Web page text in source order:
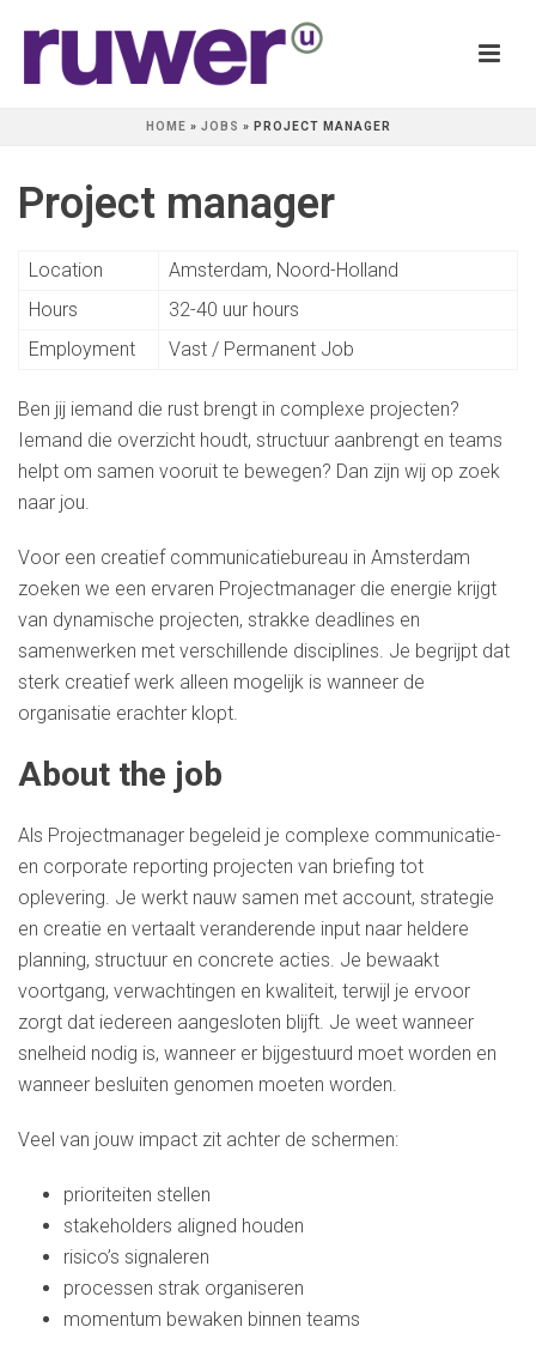
HOME » JOBS » PROJECT MANAGER
Project manager
Location
Amsterdam, Noord-Holland
Hours
32-40 uur hours
Employment
Vast / Permanent Job
Ben jij iemand die rust brengt in complexe projecten?
Iemand die overzicht houdt, structuur aanbrengt en teams
helpt om samen vooruit te bewegen? Dan zijn wij op zoek
naar jou.
Voor een creatief communicatiebureau in Amsterdam
zoeken we een ervaren Projectmanager die energie krijgt
van dynamische projecten, strakke deadlines en
samenwerken met verschillende disciplines. Je begrijpt dat
sterk creatief werk alleen mogelijk is wanneer de
organisatie erachter klopt.
About the job
Als Projectmanager begeleid je complexe communicatie-
en corporate reporting projecten van briefing tot
oplevering. Je werkt nauw samen met account, strategie
en creatie en vertaalt veranderende input naar heldere
planning, structuur en concrete acties. Je bewaakt
voortgang, verwachtingen en kwaliteit, terwijl je ervoor
zorgt dat iedereen aangesloten blijft. Je weet wanneer
snelheid nodig is, wanneer er bijgestuurd moet worden en
wanneer besluiten genomen moeten worden.
Veel van jouw impact zit achter de schermen:
prioriteiten stellen
stakeholders aligned houden
risico’s signaleren
processen strak organiseren
momentum bewaken binnen teams